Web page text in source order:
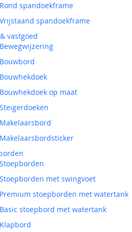
Rond spandoekframe
Vrijstaand spandoekframe
vastgoed
Bewegwijzering
Bouwbord
Bouwhekdoek
Bouwhekdoek op maat
Steigerdoeken
Makelaarsbord
Makelaarsbordsticker
Stoepborden
Stoepborden met swingvoet
Premium stoepborden met watertank
Basic stoepbord met watertank
Klapbord